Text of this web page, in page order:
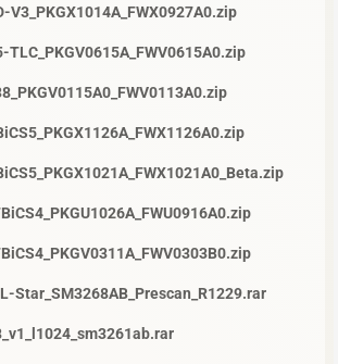
V3_PKGX1014A_FWX0927A0.zip
TLC_PKGV0615A_FWV0615A0.zip
Star_SM3268AB_Prescan_R1229.rar